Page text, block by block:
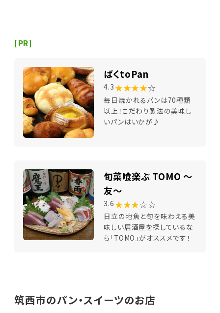
[PR]
ばくtoPan
4.3 ★★★★☆
毎日焼かれるパンは70種類
以上！こだわり製法の美味し
いパンはいかが♪
旬菜喰楽ぶ TOMO ～
友～
3.6 ★★★☆☆
日立の地魚と旬を味わえる美
味しい居酒屋を探しているな
ら「TOMO」がオススメです！
筑西市のパン・スイーツのお店